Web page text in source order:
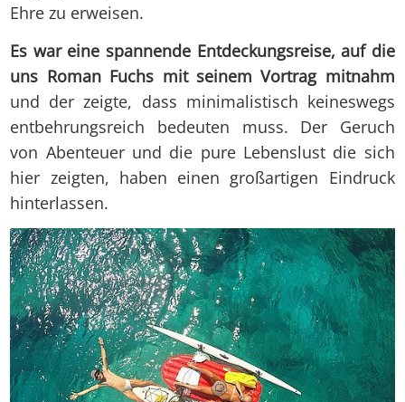
Ehre zu erweisen.
Es war eine spannende Entdeckungsreise, auf die
uns Roman Fuchs mit seinem Vortrag mitnahm
und der zeigte, dass minimalistisch keineswegs
entbehrungsreich bedeuten muss. Der Geruch
von Abenteuer und die pure Lebenslust die sich
hier zeigten, haben einen großartigen Eindruck
hinterlassen.